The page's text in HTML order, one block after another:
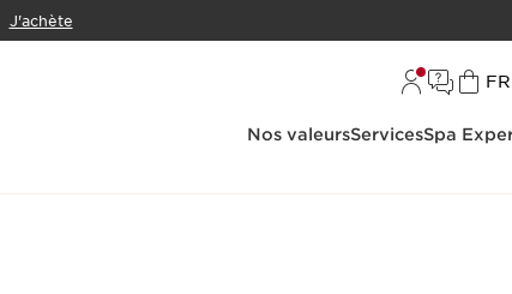
J'achète
FR
Nos valeursServicesSpa